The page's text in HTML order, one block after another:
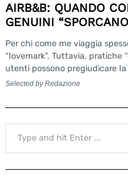
AIRB&B: QUANDO
GENUINI
Per chi come me viaggia
“lovemark”. Tuttavia, pratiche
utenti possono pregiudicare
Selected by Redazione
Search
for: